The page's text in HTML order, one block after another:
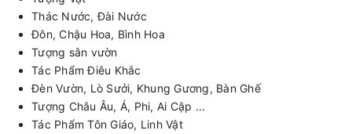
Thác Nước, Đài Nước
Đôn, Chậu Hoa, Bình Hoa
Tượng sân vườn
Tác Phẩm Điêu Khắc
Đèn Vườn, Lò Sưởi, Khung Gương, Bàn Ghế
Tượng Châu Âu, Á, Phi, Ai Cập ...
Tác Phẩm Tôn Giáo, Linh Vật